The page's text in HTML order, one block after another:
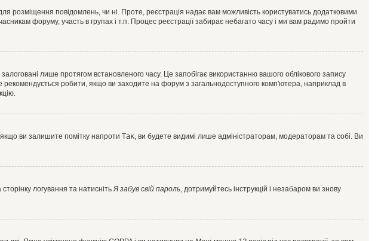
розміщення повідомлень, чи ні. Проте, реєстрація надає вам можливість користуватись додатковими
форуму, участь в групах і т.п. Процес реєстрації забирає небагато часу і ми вам радимо пройти
лише протягом встановленого часу. Це запобігає використанню вашого облікового запису
робити, якщо ви заходите на форум з загальнодоступного комп'ютера, наприклад в
ви залишите помітку напроти Так, ви будете видимі лише адміністраторам, модераторам та собі. Ви
логування та натиснітьЯ забув свій пароль, дотримуйтесь інструкцій і незабаром ви знову